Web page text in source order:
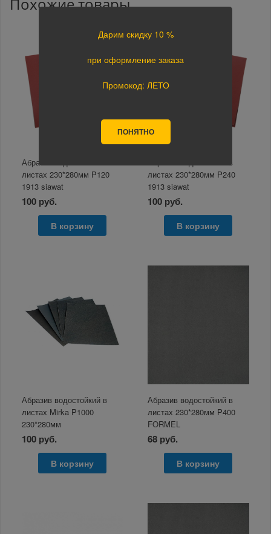
Абразив водостойкий в
листах 230*280мм P120
1913 siawat
100 руб.
В корзину
Абразив водостойкий в
листах 230*280мм P240
1913 siawat
100 руб.
В корзину
Абразив водостойкий в
листах Mirka P1000
230*280мм
100 руб.
В корзину
Абразив водостойкий в
листах 230*280мм P400
FORMEL
68 руб.
В корзину
Дарим скидку 10 %
при оформление заказа
Промокод: ЛЕТО
ПОНЯТНО